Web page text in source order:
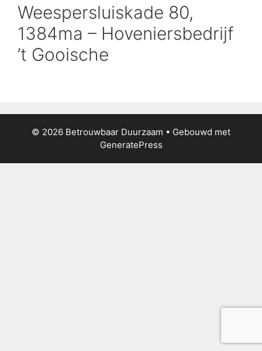
Weespersluiskade 80,
1384ma – Hoveniersbedrijf
’t Gooische
© 2026 Betrouwbaar Duurzaam • Gebouwd met
GeneratePress